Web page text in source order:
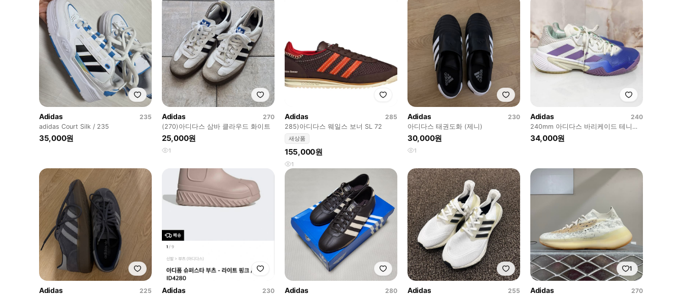
Adidas
235
adidas Court Silk / 235
35,000원
Adidas
270
(270)아디다스 삼바 클라우드 화이트
25,000원
1
Adidas
285
285)아디다스 웨일스 보너 SL 72
새상품
155,000원
1
Adidas
230
아디다스 태권도화 (제니)
30,000원
1
Adidas
240
240mm 아디다스 바리케이드 테니스
화
34,000원
Adidas
225
Adidas
230
Adidas
280
Adidas
255
1
Adidas
270